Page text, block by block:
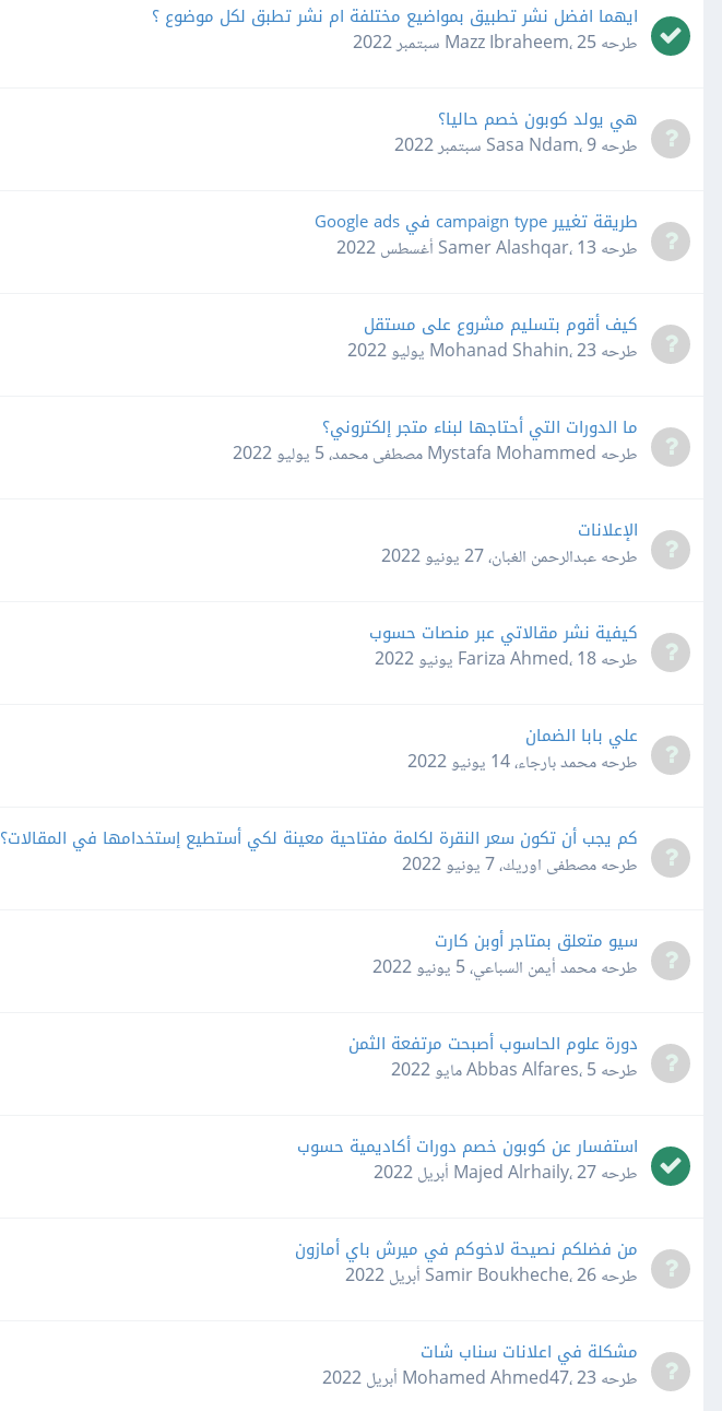
ايهما افضل نشر تطبيق بمواضيع مختلفة ام نشر تطبق لكل موضوع ؟
طرحه Mazz Ibraheem،25 سبتمبر 2022
هي يولد كوبون خصم حاليا؟
طرحه Sasa Ndam،9 سبتمبر 2022
طريقة تغيير campaign type في Google ads
طرحه Samer Alashqar،13 أغسطس 2022
كيف أقوم بتسليم مشروع على مستقل
طرحه Mohanad Shahin،23 يوليو 2022
ما الدورات التي أحتاجها لبناء متجر إلكتروني؟
طرحه Mystafa Mohammed مصطفى محمد ،5 يوليو 2022
الإعلانات
طرحهعبدالرحمن الغبان،27 يونيو 2022
كيفية نشر مقالاتي عبر منصات حسوب
طرحه Fariza Ahmed،18 يونيو 2022
علي بابا الضمان
طرحهمحمد بارجاء،14 يونيو 2022
كم يجب أن تكون سعر النقرة لكلمة مفتاحية معينة لكي أستطيع إستخدامها في المقالات؟
طرحهمصطفى اوريك،7 يونيو 2022
سيو متعلق بمتاجر أوبن كارت
طرحهمحمد أيمن السباعي،5 يونيو 2022
دورة علوم الحاسوب أصبحت مرتفعة الثمن
طرحه Abbas Alfares،5 مايو 2022
استفسار عن كوبون خصم دورات أكاديمية حسوب
طرحه Majed Alrhaily،27 أبريل 2022
من فضلكم نصيحة لاخوكم في ميرش باي أمازون
طرحه Samir Boukheche،26 أبريل 2022
مشكلة في اعلانات سناب شات
طرحه Mohamed Ahmed47،23 أبريل 2022